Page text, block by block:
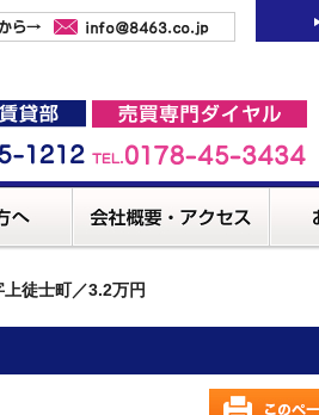
上徒士町／3.2万円